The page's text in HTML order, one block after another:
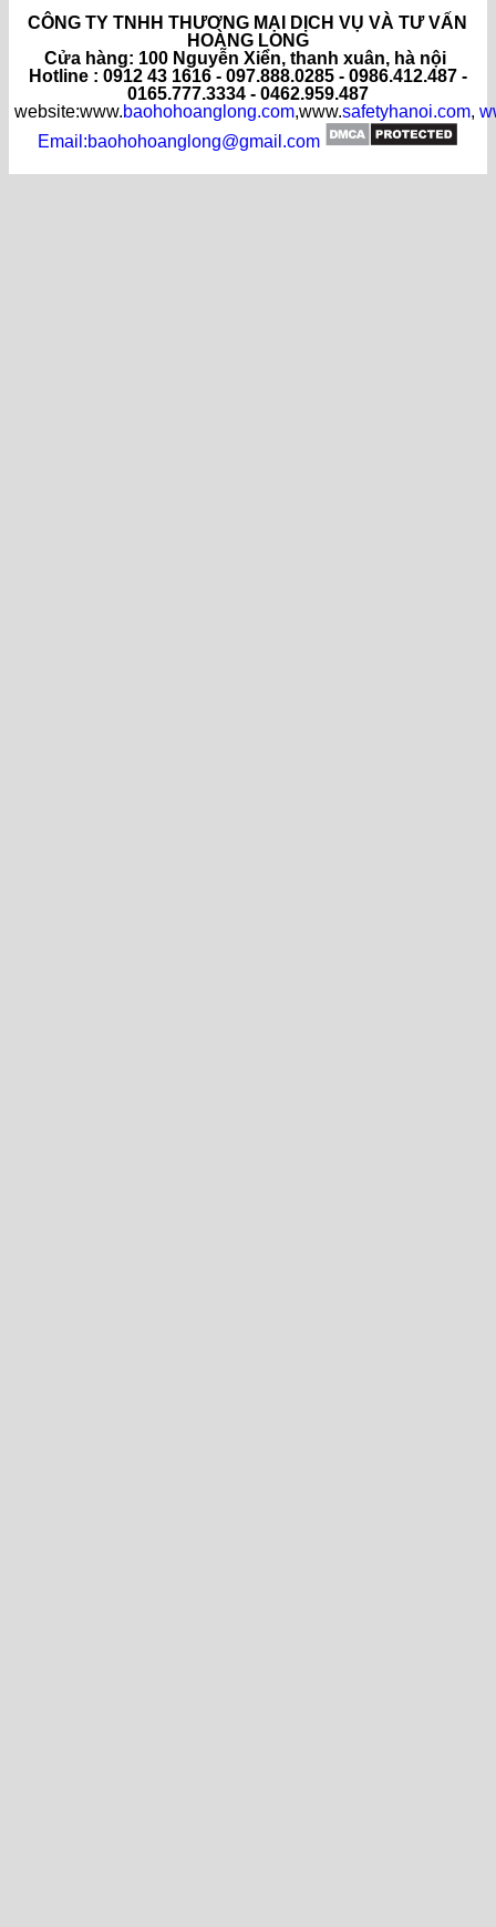
CÔNG TY TNHH THƯƠNG MẠI DỊCH VỤ VÀ TƯ VẤN
HOÀNG LONG
Cửa hàng: 100 Nguyễn Xiển, thanh xuân, hà nội
Hotline : 0912 43 1616 - 097.888.0285 - 0986.412.487 -
0165.777.3334 - 0462.959.487
website:www.baohohoanglong.com,www.safetyhanoi.com,
Email:baohohoanglong@gmail.com